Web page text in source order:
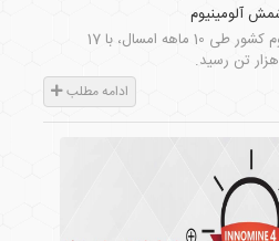
میزان تولید شمش آلومینیوم کشور طی 10 ماهه امسال، با 17
ادامه مطلب